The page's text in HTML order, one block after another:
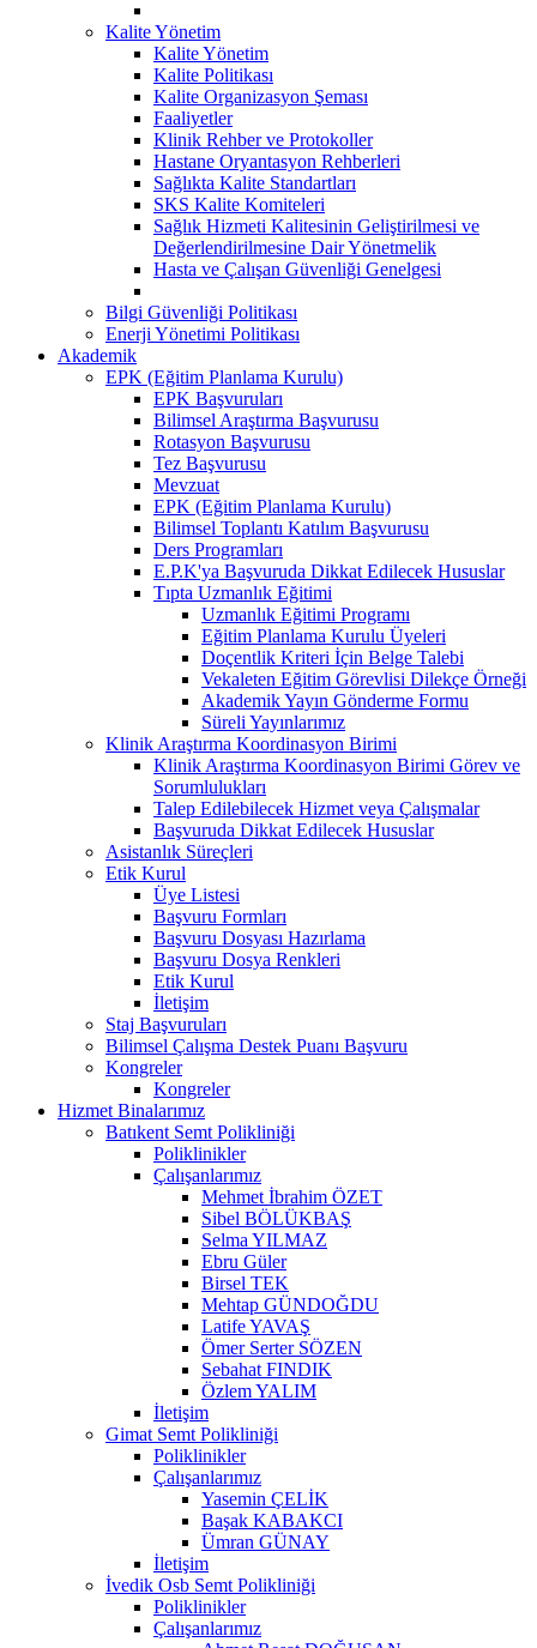
Kalite Yönetim
Kalite Yönetim
Kalite Politikası
Kalite Organizasyon Şeması
Faaliyetler
Klinik Rehber ve Protokoller
Hastane Oryantasyon Rehberleri
Sağlıkta Kalite Standartları
SKS Kalite Komiteleri
Sağlık Hizmeti Kalitesinin Geliştirilmesi ve
Değerlendirilmesine Dair Yönetmelik
Hasta ve Çalışan Güvenliği Genelgesi
Bilgi Güvenliği Politikası
Enerji Yönetimi Politikası
Akademik
EPK (Eğitim Planlama Kurulu)
EPK Başvuruları
Bilimsel Araştırma Başvurusu
Rotasyon Başvurusu
Tez Başvurusu
Mevzuat
EPK (Eğitim Planlama Kurulu)
Bilimsel Toplantı Katılım Başvurusu
Ders Programları
E.P.K'ya Başvuruda Dikkat Edilecek Hususlar
Tıpta Uzmanlık Eğitimi
Uzmanlık Eğitimi Programı
Eğitim Planlama Kurulu Üyeleri
Doçentlik Kriteri İçin Belge Talebi
Vekaleten Eğitim Görevlisi Dilekçe Örneği
Akademik Yayın Gönderme Formu
Süreli Yayınlarımız
Klinik Araştırma Koordinasyon Birimi
Klinik Araştırma Koordinasyon Birimi Görev ve
Sorumlulukları
Talep Edilebilecek Hizmet veya Çalışmalar
Başvuruda Dikkat Edilecek Hususlar
Asistanlık Süreçleri
Etik Kurul
Üye Listesi
Başvuru Formları
Başvuru Dosyası Hazırlama
Başvuru Dosya Renkleri
Etik Kurul
İletişim
Staj Başvuruları
Bilimsel Çalışma Destek Puanı Başvuru
Kongreler
Kongreler
Hizmet Binalarımız
Batıkent Semt Polikliniği
Poliklinikler
Çalışanlarımız
Mehmet İbrahim ÖZET
Sibel BÖLÜKBAŞ
Selma YILMAZ
Ebru Güler
Birsel TEK
Mehtap GÜNDOĞDU
Latife YAVAŞ
Ömer Serter SÖZEN
Sebahat FINDIK
Özlem YALIM
İletişim
Gimat Semt Polikliniği
Poliklinikler
Çalışanlarımız
Yasemin ÇELİK
Başak KABAKCI
Ümran GÜNAY
İletişim
İvedik Osb Semt Polikliniği
Poliklinikler
Çalışanlarımız